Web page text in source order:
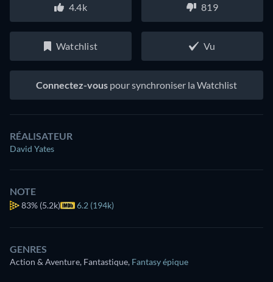
4.4k 819
Watchlist Vu
Connectez-vous pour synchroniser la Watchlist
RÉALISATEUR
David Yates
NOTE
83% (5.2k) 6.2 (194k)
GENRES
Action & Aventure, Fantastique, Fantasy épique